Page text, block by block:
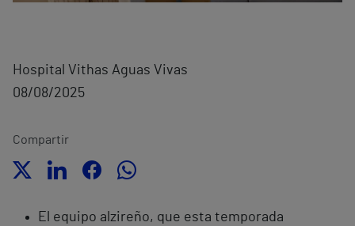
Hospital Vithas Aguas Vivas
08/08/2025
Compartir
El equipo alzireño, que esta temporada